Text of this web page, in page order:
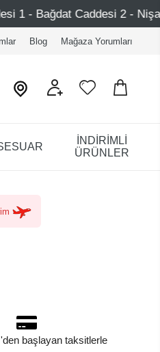
2 - Nişantaşı – Etiler –
Blog Mağaza Yorumları
İNDİRİMLİ
ÜRÜNLER
başlayan taksitlerle